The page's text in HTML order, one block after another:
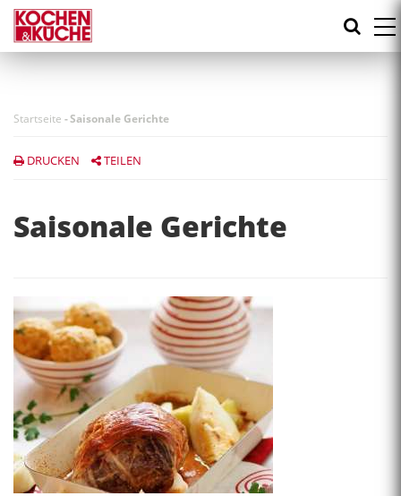
Direkt
zum
Inhalt
Startseite -Saisonale Gerichte
DRUCKEN TEILEN
Saisonale Gerichte